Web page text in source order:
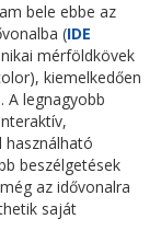
bele ebbe az
(IDE
mérföldkövek
kiemelkedően
A legnagyobb
használható
beszélgetések
az idővonalra
saját